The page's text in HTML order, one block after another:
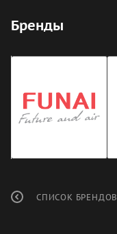
Бренды
СПИСОК БРЕНДОВ